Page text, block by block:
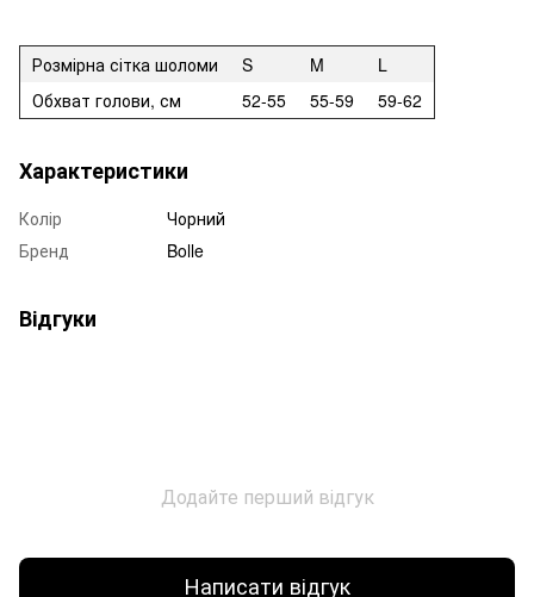
Розмірна сітка шоломи S M
L
Обхват голови, см
52-55 55-59 59-62
Характеристики
Колір
Чорний
Бренд
Bolle
Відгуки
Додайте перший відгук
Написати відгук